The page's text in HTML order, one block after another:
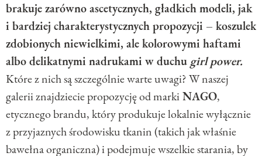
brakuje zarówno ascetycznych, gładkich modeli, jak
i bardziej charakterystycznych propozycji – koszulek
zdobionych niewielkimi, ale kolorowymi haftami
albo delikatnymi nadrukami w duchu girl power.
Które z nich są szczególnie warte uwagi? W naszej
galerii znajdziecie propozycję od markiNAGO,
etycznego brandu, który produkuje lokalnie wyłącznie
z przyjaznych środowisku tkanin (takich jak właśnie
bawełna organiczna) i podejmuje wszelkie starania, by